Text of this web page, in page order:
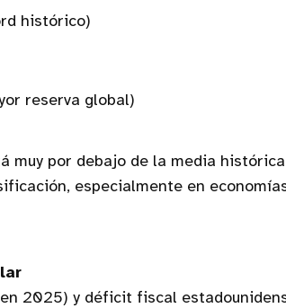
histórico)
reserva global)
muy por debajo de la media histórica
especialmente en
en 2025) y déficit fiscal